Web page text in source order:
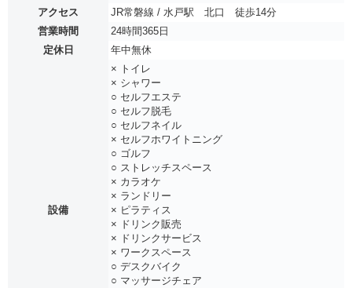
アクセス
JR常磐線 / 水戸駅 北口 徒歩14分
営業時間
24時間365日
定休日
年中無休
設備
× トイレ
× シャワー
○ セルフエステ
○ セルフ脱毛
○ セルフネイル
× セルフホワイトニング
○ ゴルフ
○ ストレッチスペース
× カラオケ
× ランドリー
× ピラティス
× ドリンク販売
× ドリンクサービス
× ワークスペース
○ デスクバイク
○ マッサージチェア